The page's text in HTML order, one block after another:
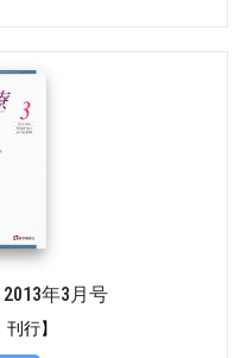
年3月号
刊行】